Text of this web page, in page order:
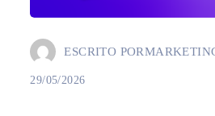
ESCRITO POR
29/05/2026